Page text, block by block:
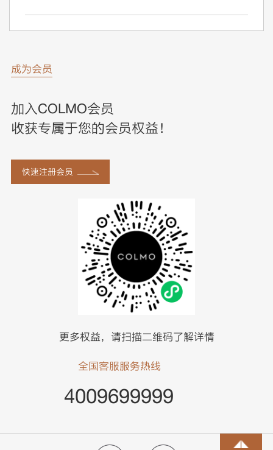
成为会员
加入COLMO会员
收获专属于您的会员权益！
快速注册会员
全国客服服务热线
4009699999
更多权益，请扫描二维码了解详情